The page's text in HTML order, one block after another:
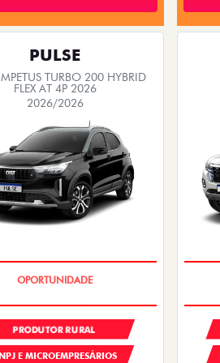
PULSE
TURBO 200 HYBRID
FLEX AT 4P 2026
2026/2026
PRODUTOR RURAL
E MICROEMPRESÁRIOS